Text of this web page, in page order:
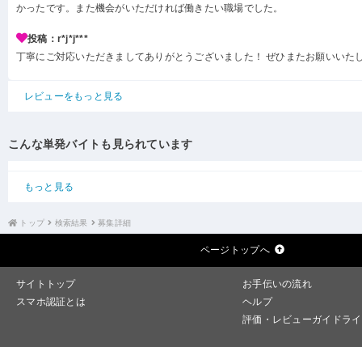
かったです。また機会がいただければ働きたい職場でした。
投稿：r*j*j***
丁寧にご対応いただきましてありがとうございました！ ぜひまたお願いいた
レビューをもっと見る
こんな単発バイトも見られています
もっと見る
トップ 検索結果 募集詳細
ページトップへ
サイトトップ
お手伝いの流れ
スマホ認証とは
ヘルプ
評価・レビューガイドラ